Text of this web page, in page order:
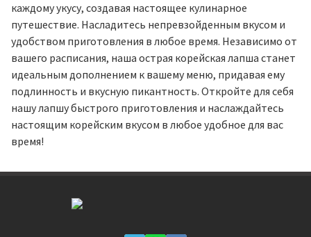
каждому укусу, создавая настоящее кулинарное
путешествие. Насладитесь непревзойденным вкусом и
удобством приготовления в любое время. Независимо от
вашего расписания, наша острая корейская лапша станет
идеальным дополнением к вашему меню, придавая ему
подлинность и вкусную пикантность. Откройте для себя
нашу лапшу быстрого приготовления и наслаждайтесь
настоящим корейским вкусом в любое удобное для вас
время!